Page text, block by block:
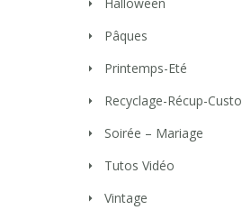
Pâques
Printemps-Eté
Recyclage-Récup-Custo
Soirée – Mariage
Tutos Vidéo
Vintage